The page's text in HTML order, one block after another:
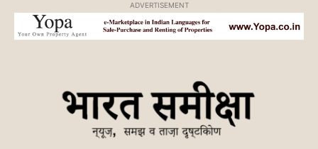
ADVERTISEMENT